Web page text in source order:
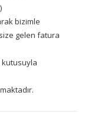
bizimle
gelen fatura